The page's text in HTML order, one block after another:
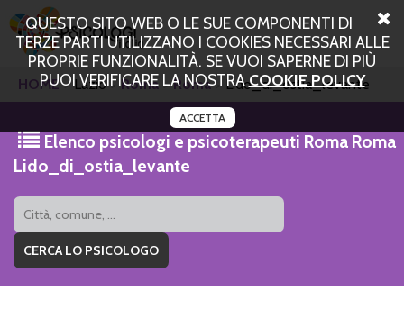
QUESTO SITO WEB O LE SUE COMPONENTI DI
TERZE PARTI UTILIZZANO I COOKIES NECESSARI ALLE
PROPRIE FUNZIONALITÀ. SE VUOI SAPERNE DI PIÙ
PUOI VERIFICARE LA NOSTRACOOKIE POLICY
ACCETTA
HOME Lazio Roma Roma Lido_di_ostia_levante
Elenco psicologi e psicoterapeuti Roma Roma
Lido_di_ostia_levante